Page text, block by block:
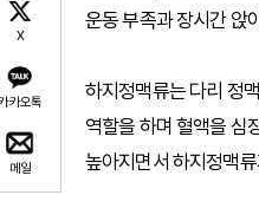
X
카오톡
메일
운동 부족과 장시간 앉
하지정맥류는 다리 정
역할을 하며 혈액을 심
높아지면서 하지정맥